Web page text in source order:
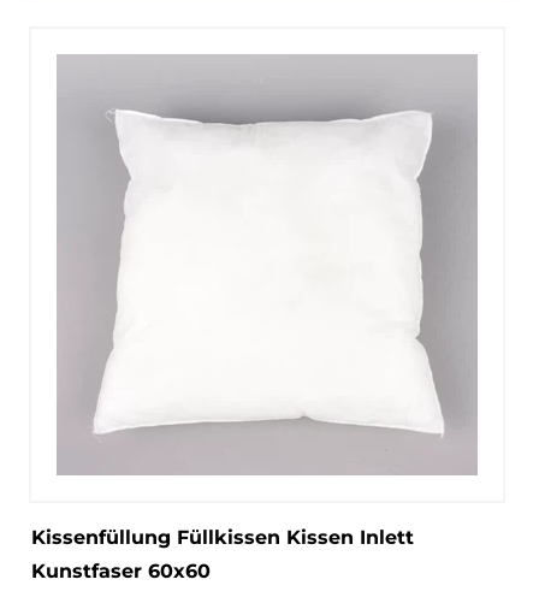
Kissenfüllung Füllkissen Kissen Inlett
Kunstfaser 60x60